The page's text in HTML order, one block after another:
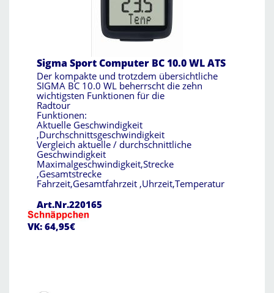
Sigma Sport Computer BC 10.0 WL ATS
Der kompakte und trotzdem übersichtliche
SIGMA BC 10.0 WL beherrscht die zehn
wichtigsten Funktionen für die
Radtour
Funktionen:
Aktuelle Geschwindigkeit
,Durchschnittsgeschwindigkeit
Vergleich aktuelle / durchschnittliche
Geschwindigkeit
Maximalgeschwindigkeit,Strecke
,Gesamtstrecke
Fahrzeit,Gesamtfahrzeit ,Uhrzeit,Temperatur
Art.Nr.220165
VK: 64,95€